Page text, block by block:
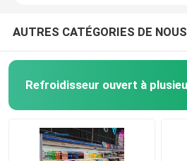
AUTRES CATÉGORIES DE NOUS